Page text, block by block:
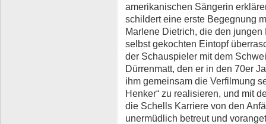
amerikanischen Sängerin
schildert eine erste Begegnung
Marlene Dietrich, die den
selbst gekochten Eintopf
der Schauspieler mit dem
Dürrenmatt, den er in den 70er
ihm gemeinsam die Verfilmung
Henker“ zu realisieren, und mit
die Schells Karriere von den
unermüdlich betreut und